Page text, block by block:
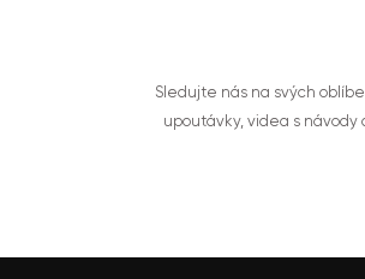
Sledujte nás na svých
upoutávky, videa s